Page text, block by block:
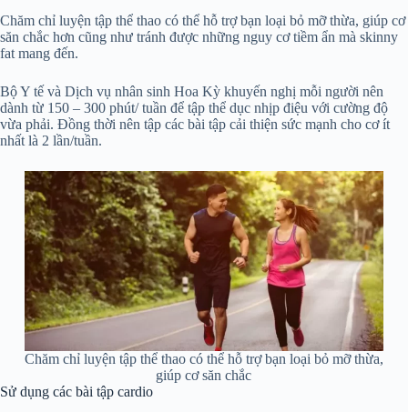
Chăm chỉ luyện tập thể thao có thể hỗ trợ bạn loại bỏ mỡ thừa, giúp cơ
săn chắc hơn cũng như tránh được những nguy cơ tiềm ẩn mà skinny
fat mang đến.
Bộ Y tế và Dịch vụ nhân sinh Hoa Kỳ khuyến nghị mỗi người nên
dành từ 150 – 300 phút/ tuần để tập thể dục nhịp điệu với cường độ
vừa phải. Đồng thời nên tập các bài tập cải thiện sức mạnh cho cơ ít
nhất là 2 lần/tuần.
Chăm chỉ luyện tập thể thao có thể hỗ trợ bạn loại bỏ mỡ thừa,
giúp cơ săn chắc
Sử dụng các bài tập cardio